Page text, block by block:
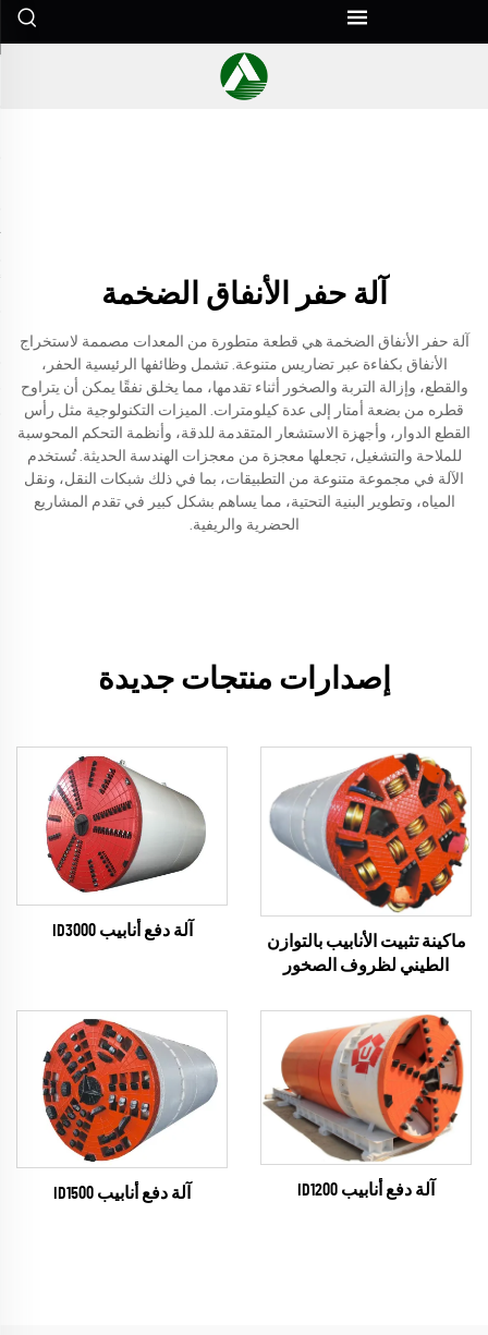
آلة حفر الأنفاق الضخمة
آلة حفر الأنفاق الضخمة هي قطعة متطورة من المعدات مصممة لاستخراج
الأنفاق بكفاءة عبر تضاريس متنوعة. تشمل وظائفها الرئيسية الحفر،
والقطع، وإزالة التربة والصخور أثناء تقدمها، مما يخلق نفقًا يمكن أن يتراوح
قطره من بضعة أمتار إلى عدة كيلومترات. الميزات التكنولوجية مثل رأس
القطع الدوار، وأجهزة الاستشعار المتقدمة للدقة، وأنظمة التحكم المحوسبة
للملاحة والتشغيل، تجعلها معجزة من معجزات الهندسة الحديثة. تُستخدم
الآلة في مجموعة متنوعة من التطبيقات، بما في ذلك شبكات النقل، ونقل
المياه، وتطوير البنية التحتية، مما يساهم بشكل كبير في تقدم المشاريع
الحضرية والريفية.
إصدارات منتجات جديدة
ماكينة تثبيت الأنابيب بالتوازن
الطيني لظروف الصخور
آلة دفع أنابيب ID3000
آلة دفع أنابيب ID1200 آلة دفع أنابيب ID1500